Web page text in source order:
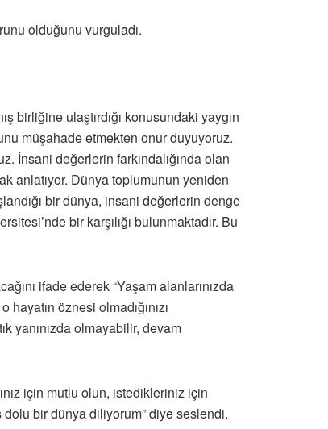
olduğunu vurguladı.
birliğine ulaştırdığı konusundaki yaygın
müşahade etmekten onur duyuyoruz.
İnsani değerlerin farkındalığında olan
anlatıyor. Dünya toplumunun yeniden
bir dünya, insani değerlerin denge
bir karşılığı bulunmaktadır. Bu
ifade ederek “Yaşam alanlarınızda
öznesi olmadığınızı
yanınızda olmayabilir, devam
için mutlu olun, istedikleriniz için
dolu bir dünya diliyorum” diye seslendi.